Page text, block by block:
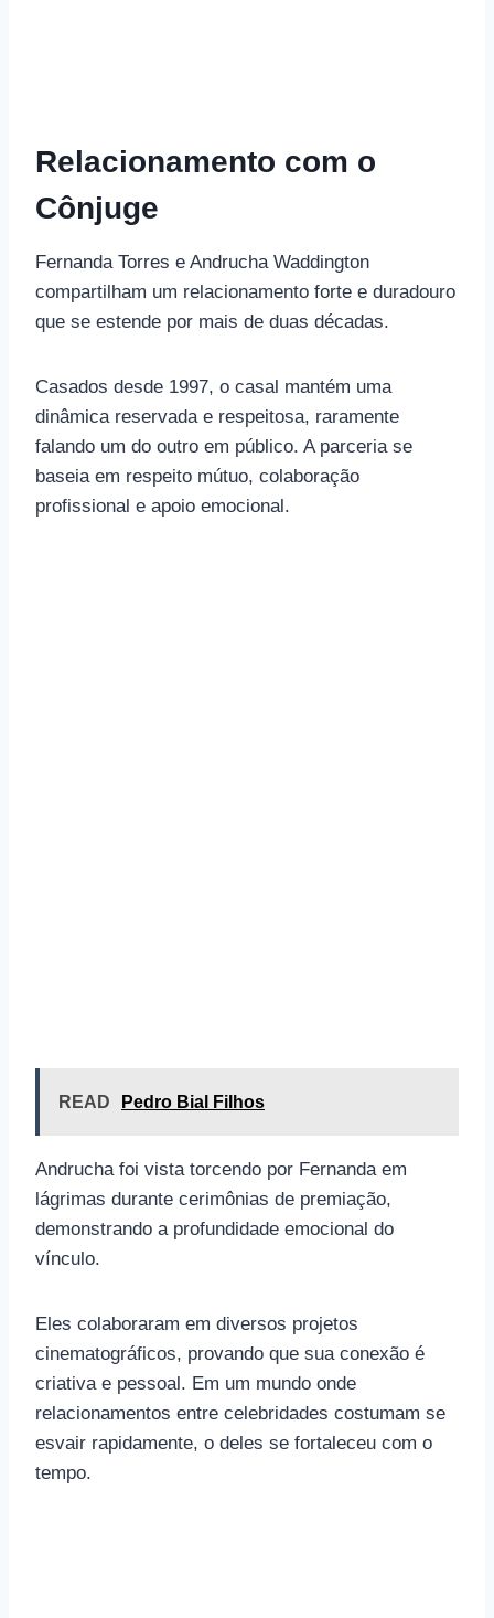
Relacionamento com o
Cônjuge
Fernanda Torres e Andrucha Waddington
compartilham um relacionamento forte e duradouro
que se estende por mais de duas décadas.
Casados desde 1997, o casal mantém uma
dinâmica reservada e respeitosa, raramente
falando um do outro em público. A parceria se
baseia em respeito mútuo, colaboração
profissional e apoio emocional.
READ Pedro Bial Filhos
Andrucha foi vista torcendo por Fernanda em
lágrimas durante cerimônias de premiação,
demonstrando a profundidade emocional do
vínculo.
Eles colaboraram em diversos projetos
cinematográficos, provando que sua conexão é
criativa e pessoal. Em um mundo onde
relacionamentos entre celebridades costumam se
esvair rapidamente, o deles se fortaleceu com o
tempo.